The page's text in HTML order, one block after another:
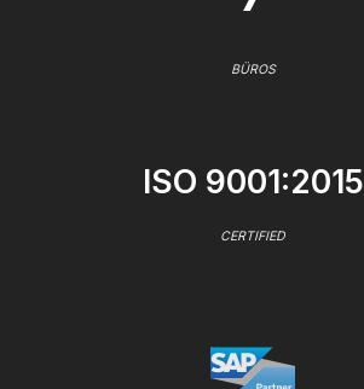
BÜROS
ISO 9001:2015
CERTIFIED